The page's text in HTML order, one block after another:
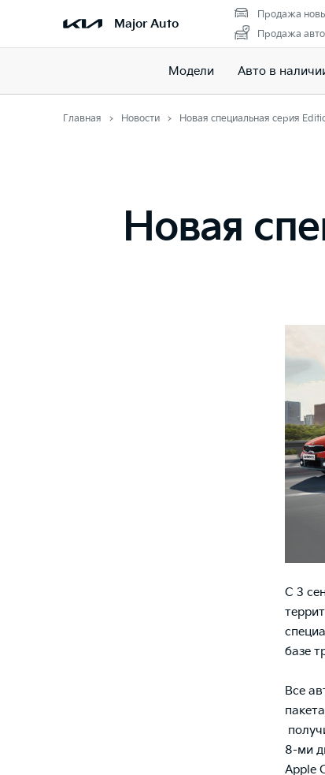
Major Auto
Продажа
Продажа
Модели Авто в
Главная Новости Новая специальная серия
Новая
С 3
базе
Все
8-ми
Apple